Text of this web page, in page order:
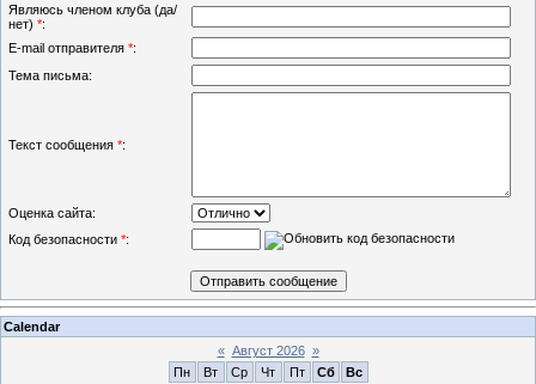
Являюсь членом клуба (да/
нет) *:
E-mail отправителя *:
Тема письма:
Текст сообщения *:
Оценка сайта:
Код безопасности *:
Calendar
« Август 2026 »
Пн
Вт Ср Чт Пт Сб
Вс